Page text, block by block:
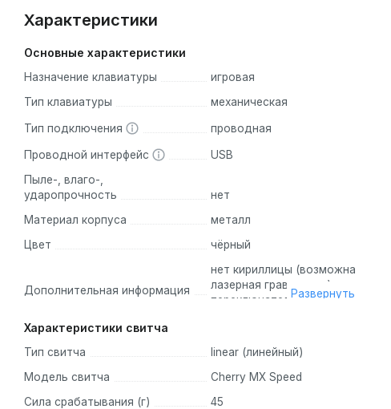
Характеристики
Основные характеристики
Назначение клавиатуры
игровая
Тип клавиатуры
механическая
Тип подключения проводная
Проводной интерфейс
USB
Пыле-, влаго-,
ударопрочность
нет
Материал корпуса
металл
Цвет
чёрный
Дополнительная информация
нет кириллицы (возможна
лазерная гравировка),
переключатель
Развернуть
Характеристики свитча
Тип свитча
linear (линейный)
Модель свитча
Cherry MX Speed
Сила срабатывания (г)
45